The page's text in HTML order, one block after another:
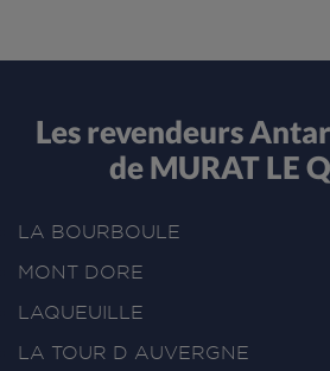
Les revendeurs
de MURAT LE
LA BOURBOULE
MONT DORE
LAQUEUILLE
LA TOUR D AUVERGNE